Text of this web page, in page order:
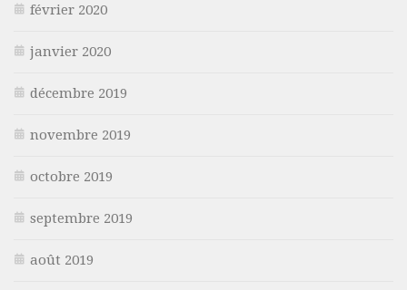
février 2020
janvier 2020
décembre 2019
novembre 2019
octobre 2019
septembre 2019
août 2019